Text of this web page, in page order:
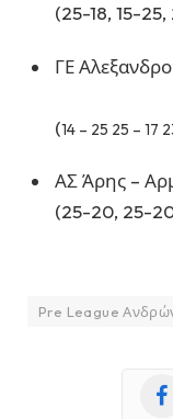
(25-18, 15-25,
ΓΕ
(14 – 25 25 – 17
ΑΣ Άρης –
(25-20, 25-
Pre League